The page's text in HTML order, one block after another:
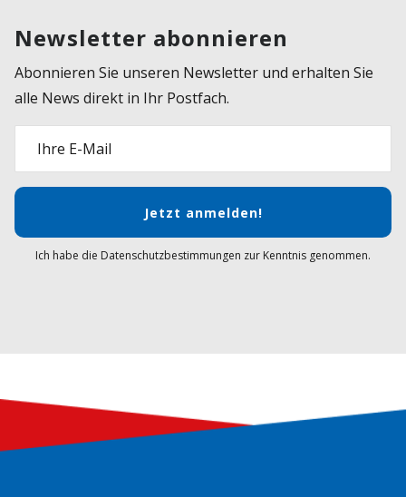
Newsletter abonnieren
Abonnieren Sie unseren Newsletter und erhalten Sie
alle News direkt in Ihr Postfach.
Ihre E-Mail
Jetzt anmelden!
Ich habe die Datenschutzbestimmungen zur Kenntnis genommen.